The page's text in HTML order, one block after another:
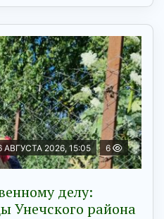
АВГУСТА 2026, 15:05 6
делу:
Унечского района